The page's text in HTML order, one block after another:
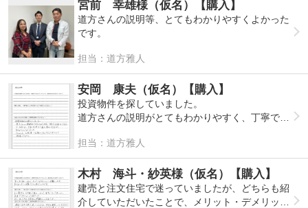
宮前 幸雄様（仮名）【購入】
道方さんの説明等、とてもわかりやすくよかった
です。
担当：道方雅人
安岡 康夫（仮名）【購入】
投資物件を探していました。
道方さんの説明がとてもわかりやすく、丁寧で迅
ました。
ありがとうございました。
こらからもお客様を笑顔にできるアドバイザーと
して頑張ってください。
担当：道方雅人
木村 海斗・紗英様（仮名）【購入】
建売と注文住宅で迷っていましたが、どちらも紹
介していただいたことで、メリット・デメリット